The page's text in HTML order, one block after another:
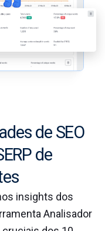
de SEO
de
insights dos
Analisador